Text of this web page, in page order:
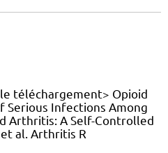
téléchargement> Opioid
Serious Infections Among
Arthritis: A Self-Controlled
et al. Arthritis R